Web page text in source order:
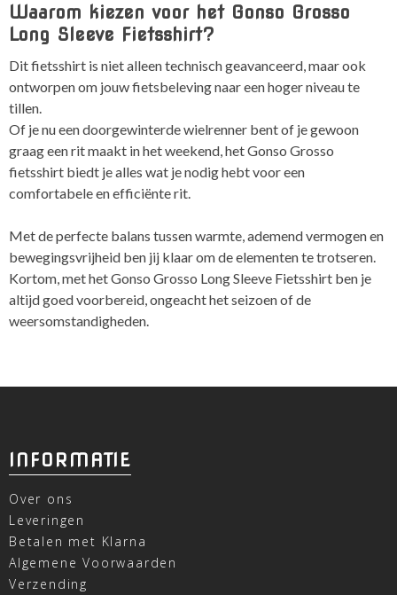
Waarom kiezen voor het Gonso Grosso
Long Sleeve Fietsshirt?
Dit fietsshirt is niet alleen technisch geavanceerd, maar ook
ontworpen om jouw fietsbeleving naar een hoger niveau te
tillen.
Of je nu een doorgewinterde wielrenner bent of je gewoon
graag een rit maakt in het weekend, het Gonso Grosso
fietsshirt biedt je alles wat je nodig hebt voor een
comfortabele en efficiënte rit.
Met de perfecte balans tussen warmte, ademend vermogen en
bewegingsvrijheid ben jij klaar om de elementen te trotseren.
Kortom, met het Gonso Grosso Long Sleeve Fietsshirt ben je
altijd goed voorbereid, ongeacht het seizoen of de
weersomstandigheden.
INFORMATIE
Over ons
Leveringen
Betalen met Klarna
Algemene Voorwaarden
Verzending